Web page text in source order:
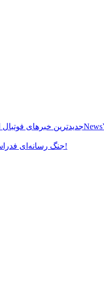
جدیدترین خبرهای فوتبال
جنگ رسانه‌ای فدراسیون فوتبال با سازمان لیگ بر سر تبلیغات محیطی!